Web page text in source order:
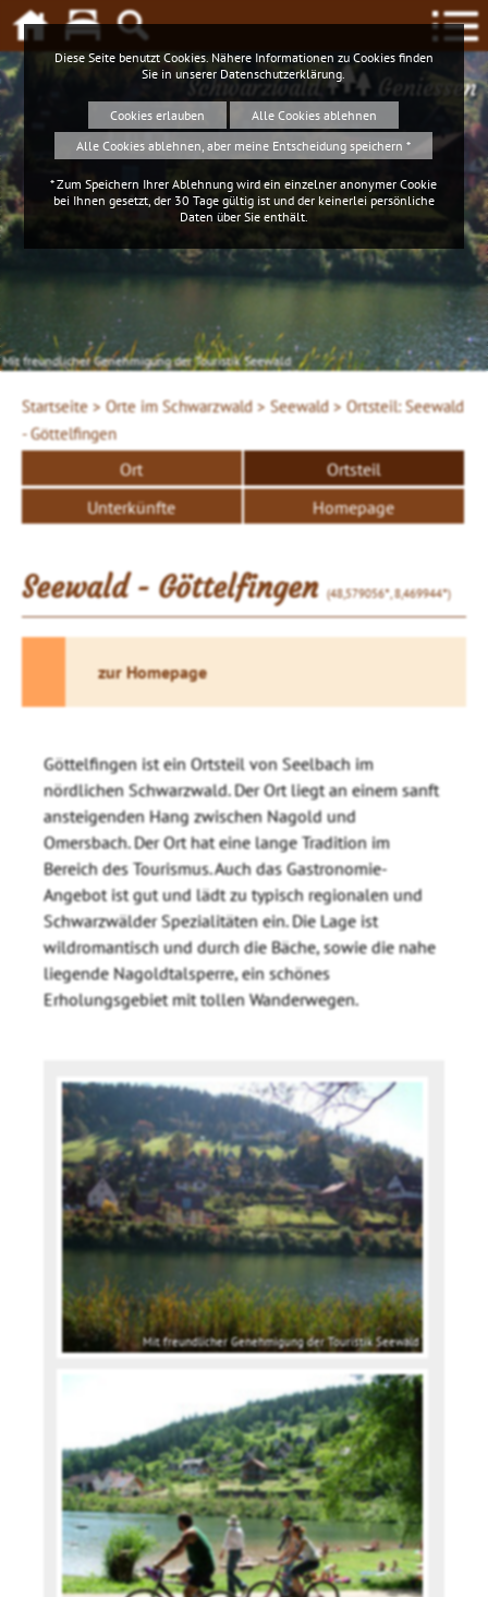
Schwarzwald Geniessen
Mit freundlicher Genehmigung der Touristik Seewald
Startseite > Orte im Schwarzwald > Seewald >Ortsteil: Seewald
- Göttelfingen
Ort
Ortsteil
Unterkünfte
Homepage
Seewald - Göttelfingen(48,579056°, 8,469944°)
zur Homepage
Göttelfingen ist ein Ortsteil von Seelbach im
nördlichen Schwarzwald. Der Ort liegt an einem sanft
ansteigenden Hang zwischen Nagold und
Omersbach. Der Ort hat eine lange Tradition im
Bereich des Tourismus. Auch das Gastronomie-
Angebot ist gut und lädt zu typisch regionalen und
Schwarzwälder Spezialitäten ein. Die Lage ist
wildromantisch und durch die Bäche, sowie die nahe
liegende Nagoldtalsperre, ein schönes
Erholungsgebiet mit tollen Wanderwegen.
Mit freundlicher Genehmigung der Touristik Seewald
Diese Seite benutzt Cookies. Nähere Informationen zu Cookies finden
Sie in unserer Datenschutzerklärung.
Cookies erlauben
Alle Cookies ablehnen
Alle Cookies ablehnen, aber meine Entscheidung speichern *
* Zum Speichern Ihrer Ablehnung wird ein einzelner anonymer Cookie
bei Ihnen gesetzt, der 30 Tage gültig ist und der keinerlei persönliche
Daten über Sie enthält.